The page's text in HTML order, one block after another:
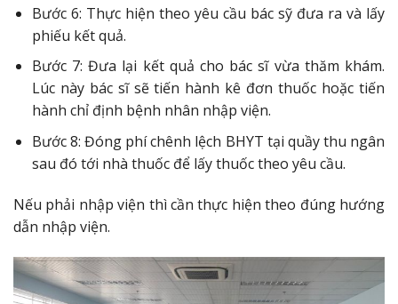
Bước 6: Thực hiện theo yêu cầu bác sỹ đưa ra và lấy
phiếu kết quả.
Bước 7: Đưa lại kết quả cho bác sĩ vừa thăm khám.
Lúc này bác sĩ sẽ tiến hành kê đơn thuốc hoặc tiến
hành chỉ định bệnh nhân nhập viện.
Bước 8: Đóng phí chênh lệch BHYT tại quầy thu ngân
sau đó tới nhà thuốc để lấy thuốc theo yêu cầu.
Nếu phải nhập viện thì cần thực hiện theo đúng hướng
dẫn nhập viện.